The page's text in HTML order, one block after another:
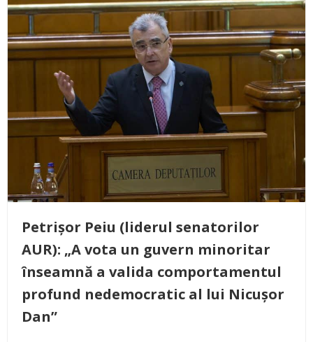
Petrișor Peiu (liderul senatorilor
AUR): „A vota un guvern minoritar
înseamnă a valida comportamentul
profund nedemocratic al lui Nicușor
Dan”